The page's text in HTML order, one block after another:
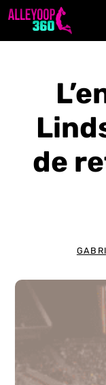
Aller
de